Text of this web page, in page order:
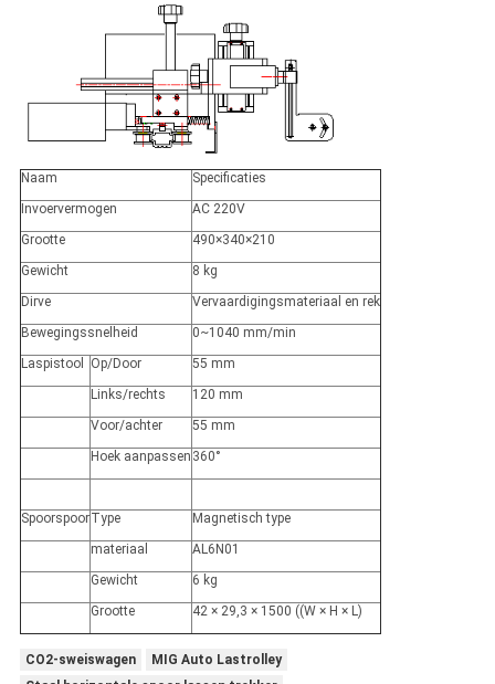
Naam
Specificaties
Invoervermogen
AC 220V
Grootte
490×340×210
Gewicht
8 kg
Dirve
Vervaardigingsmateriaal en rek
Bewegingssnelheid
0~1040 mm/min
Laspistool
Op/Door
55 mm
Links/rechts
120 mm
Voor/achter
55 mm
Hoek aanpassen 360°
SpoorspoorType
Magnetisch type
materiaal
AL6N01
Gewicht
6 kg
Grootte
42 × 29,3 × 1500 ((W × H × L)
CO2-sweiswagen
MIG Auto Lastrolley